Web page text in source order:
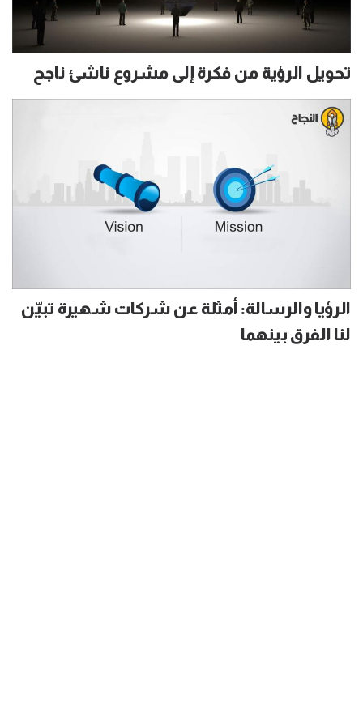
تحويل الرؤية من فكرة إلى مشروع ناشئ ناجح
الرؤيا والرسالة: أمثلة عن شركات شهيرة تبيّن
لنا الفرق بينهما